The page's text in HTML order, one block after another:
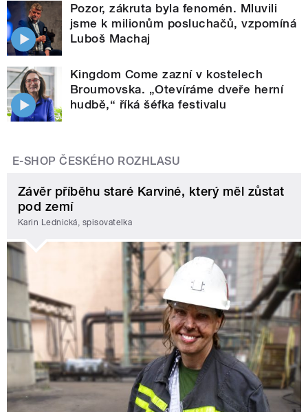
Pozor, zákruta byla fenomén. Mluvili
jsme k milionům posluchačů, vzpomíná
Luboš Machaj
Kingdom Come zazní v kostelech
Broumovska. „Otevíráme dveře herní
hudbě,“ říká šéfka festivalu
E-SHOP ČESKÉHO ROZHLASU
Závěr příběhu staré Karviné, který měl zůstat
pod zemí
Karin Lednická, spisovatelka